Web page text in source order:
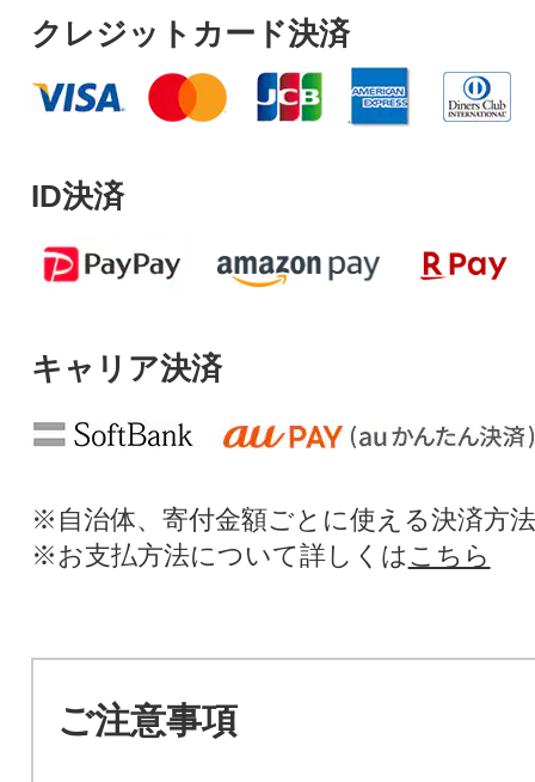
クレジットカード決済
ID決済
キャリア決済
※自治体、寄付金額ごとに使える決済方
※お支払方法について詳しくは こちら
ご注意事項